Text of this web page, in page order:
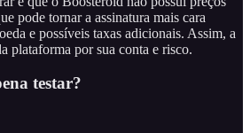
pode tornar a assinatura mais cara
e possíveis taxas adicionais. Assim, a
plataforma por sua conta e risco.
testar?